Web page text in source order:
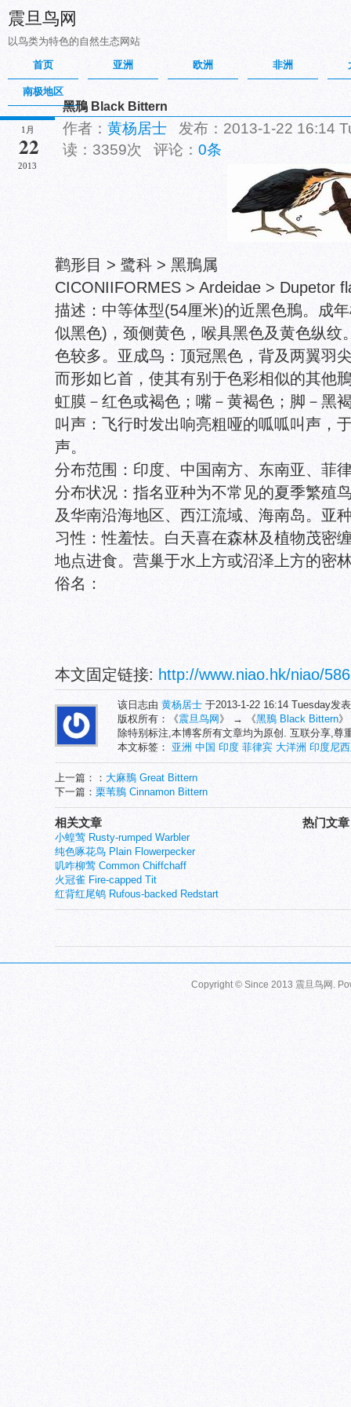
震旦鸟网
以鸟类为特色的自然生态网站
首页
亚洲 欧洲 非洲
南极地区
1月
22
2013
黑鳽 Black Bittern
作者： 黄杨居士 发布：2013-1-22 16:14
读：3359次 评论： 0条
鹳形目 > 鹭科 > 黑鳽属
CICONIIFORMES > Ardeidae > Dupetor
描述：中等体型(54厘米)的近黑色鳽。成
似黑色)，颈侧黄色，喉具黑色及黄色纵纹
色较多。亚成鸟：顶冠黑色，背及两翼羽
而形如匕首，使其有别于色彩相似的其他
虹膜－红色或褐色；嘴－黄褐色；脚－黑
叫声：飞行时发出响亮粗哑的呱呱叫声，
声。
分布范围：印度、中国南方、东南亚、菲
分布状况：指名亚种为不常见的夏季繁殖
及华南沿海地区、西江流域、海南岛。亚
习性：性羞怯。白天喜在森林及植物茂密
地点进食。营巢于水上方或沼泽上方的密
俗名：
本文固定链接: http://www.niao.hk/niao/
该日志由 黄杨居士 于2013-1-22 16:14 Tuesday发
版权所有：《震旦鸟网 》 → 《黑鳽 Black Bittern》
除特别标注,本博客所有文章均为原创. 互联分享,尊
本文标签： 亚洲 中国 印度 菲律宾 大洋洲 印度尼
上一篇：： 大麻鳽 Great Bittern
下一篇： 栗苇鳽 Cinnamon Bittern
热门文章
相关文章
小蝗莺 Rusty-rumped Warbler
纯色啄花鸟 Plain Flowerpecker
叽咋柳莺 Common Chiffchaff
火冠雀 Fire-capped Tit
红背红尾鸲 Rufous-backed Redstart
Copyright © Since 2013 震旦鸟网 .